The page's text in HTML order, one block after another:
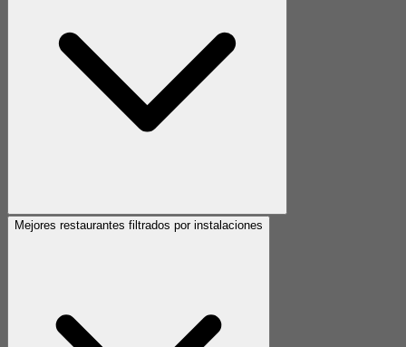
Mejores restaurantes filtrados por instalaciones